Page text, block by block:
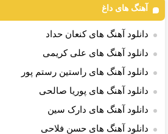
آهنگ های داغ
دانلود آهنگ های کنعان حداد
دانلود آهنگ های علی کریمی
دانلود آهنگ های راستین رستم پور
دانلود آهنگ های پوریا صالحی
دانلود آهنگ های دارک سین
دانلود آهنگ های حسن فلاحی